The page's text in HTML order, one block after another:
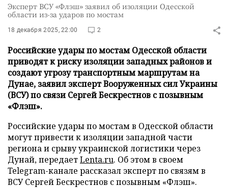
Эксперт ВСУ «Флэш» заявил об изоляции Одесской
области из-за ударов по мостам
18 декабря 2025, 22:00 2
Российские удары по мостам Одесской области
приводят к риску изоляции западных районов и
создают угрозу транспортным маршрутам на
Дунае, заявил эксперт Вооруженных сил Украины
(ВСУ) по связи Сергей Бескрестнов с позывным
«Флэш».
Российские удары по мостам в Одесской области
могут привести к изоляции западной части
региона и срыву украинской логистики через
Дунай, передаетLenta.ru. Об этом в своем
Telegram-канале рассказал эксперт по связям в
ВСУ Сергей Бескрестнов с позывным «Флэш».